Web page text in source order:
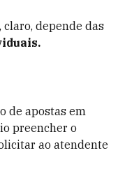
depende das
de apostas em
preencher o
ao atendente